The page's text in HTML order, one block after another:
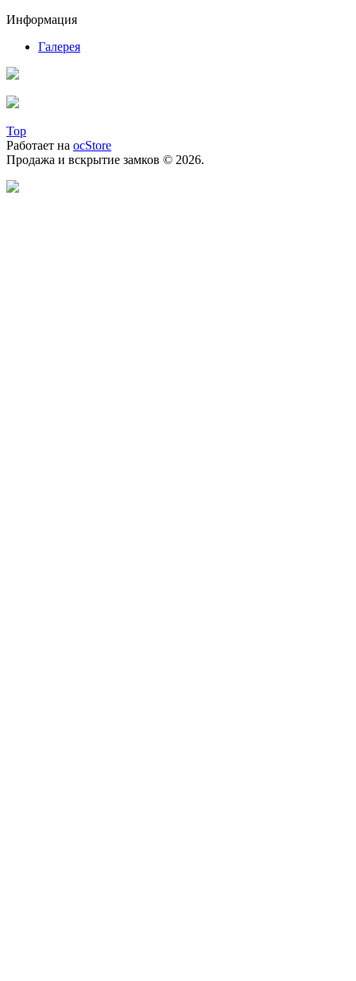
Информация
Галерея
Top
Работает на ocStore
Продажа и вскрытие замков © 2026.